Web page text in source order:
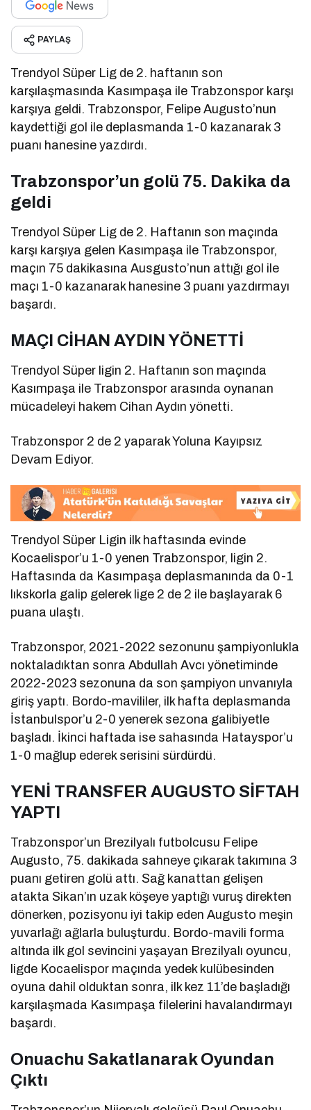
PAYLAŞ
Trendyol Süper Lig de 2. haftanın son
karşılaşmasında Kasımpaşa ile Trabzonspor karşı
karşıya geldi. Trabzonspor, FelipeAugusto’nun
kaydettiği gol ile deplasmanda 1-0 kazanarak 3
puanı hanesine yazdırdı.
Trabzonspor’un golü 75. Dakika da
geldi
Trendyol Süper Lig de 2. Haftanın son maçında
karşı karşıya gelen Kasımpaşa ile Trabzonspor,
maçın 75 dakikasınaAusgusto’nun attığı gol ile
maçı 1-0 kazanarak hanesine 3 puanı yazdırmayı
başardı.
MAÇI CİHAN AYDIN YÖNETTİ
Trendyol Süper ligin 2. Haftanın son maçında
Kasımpaşa ile Trabzonspor arasında oynanan
mücadeleyi hakem Cihan Aydın yönetti.
Trabzonspor 2 de 2 yaparak Yoluna Kayıpsız
Devam Ediyor.
Trendyol Süper Ligin ilk haftasında evinde
Kocaelispor’u 1-0 yenen Trabzonspor, ligin 2.
Haftasında da Kasımpaşa deplasmanında da 0-1
lıkskorla galip gelerek lige 2 de 2 ile başlayarak 6
puana ulaştı.
Trabzonspor, 2021-2022 sezonunu şampiyonlukla
noktaladıktan sonra Abdullah Avcı yönetiminde
2022-2023 sezonuna da son şampiyon unvanıyla
giriş yaptı. Bordo-mavililer, ilk hafta deplasmanda
İstanbulspor’u 2-0 yenerek sezona galibiyetle
başladı. İkinci haftada ise sahasında Hatayspor’u
1-0 mağlup ederek serisini sürdürdü.
YENİ TRANSFER AUGUSTO SİFTAH
YAPTI
Trabzonspor’un Brezilyalı futbolcusu Felipe
Augusto, 75. dakikada sahneye çıkarak takımına 3
puanı getiren golü attı. Sağ kanattan gelişen
atakta Sikan’ın uzak köşeye yaptığı vuruş direkten
dönerken, pozisyonu iyi takip edenAugusto meşin
yuvarlağı ağlarla buluşturdu. Bordo-mavili forma
altında ilk gol sevincini yaşayan Brezilyalı oyuncu,
ligde Kocaelispor maçında yedek kulübesinden
oyuna dahil olduktan sonra, ilk kez 11’de başladığı
karşılaşmada Kasımpaşa filelerini havalandırmayı
başardı.
Onuachu Sakatlanarak Oyundan
Çıktı